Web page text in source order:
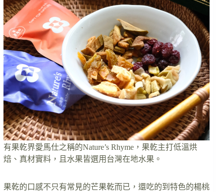
有果乾界愛馬仕之稱的Nature’s Rhyme，果乾主打低溫烘
焙、真材實料，且水果皆選用台灣在地水果。
果乾的口感不只有常見的芒果乾而已，還吃的到特色的楊桃